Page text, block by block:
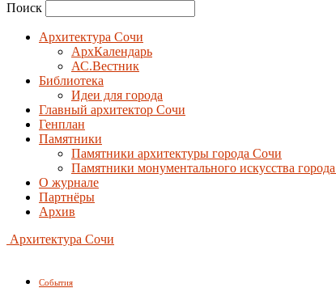
Поиск
Архитектура Сочи
АрхКалендарь
АС.Вестник
Библиотека
Идеи для города
Главный архитектор Сочи
Генплан
Памятники
Памятники архитектуры города Сочи
Памятники монументального искусства
О журнале
Партнёры
Архив
Архитектура Сочи
События